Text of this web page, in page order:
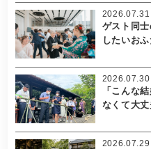
ゲスト同
したいお
2026.07.31
「こんな
なくて大丈
2026.07.30
2026.07.29